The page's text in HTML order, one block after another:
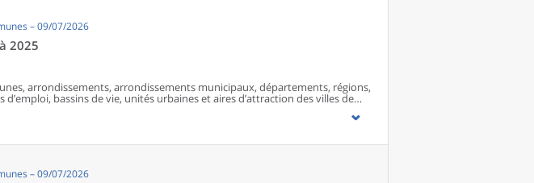
– 09/07/2026
2025
arrondissements, arrondissements municipaux, départements, régions,
bassins de vie, unités urbaines et aires d’attraction des villes de
à partir de 2014).
– 09/07/2026